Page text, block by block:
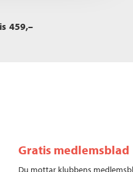
459,–
Gratis medlemsblad
Du mottar klubbens